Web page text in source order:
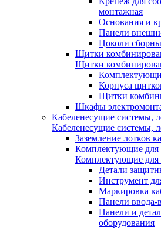
монтажная
Основания и
Панели
Цоколи
Щитки
Щитки
Корпуса
Щитки
Шкафы
Кабеленесущие системы,
Кабеленесущие системы,
Заземление лотков
Комплектующие для
Комплектующие для
Детали
Инструмент
Маркировка
Панели ввода-
Панели и
оборудования